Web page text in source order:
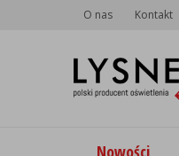
O nas Kontakt
Nowości